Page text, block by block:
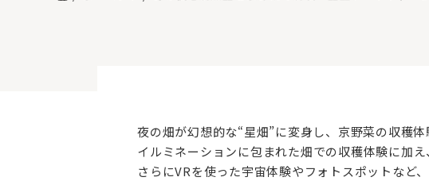
夜の畑が幻想的な“星畑”に変身し、京野菜の収穫
イルミネーションに包まれた畑での収穫体験に加
さらにVRを使った宇宙体験やフォトスポットなど